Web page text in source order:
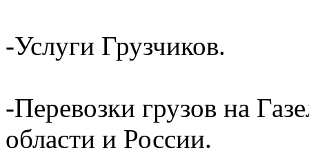
-Услуги Грузчиков.
-Перевозки грузов на
области и России.